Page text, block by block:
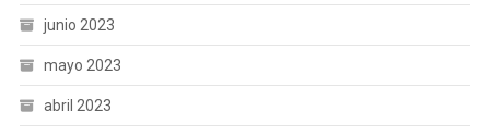
junio 2023
mayo 2023
abril 2023